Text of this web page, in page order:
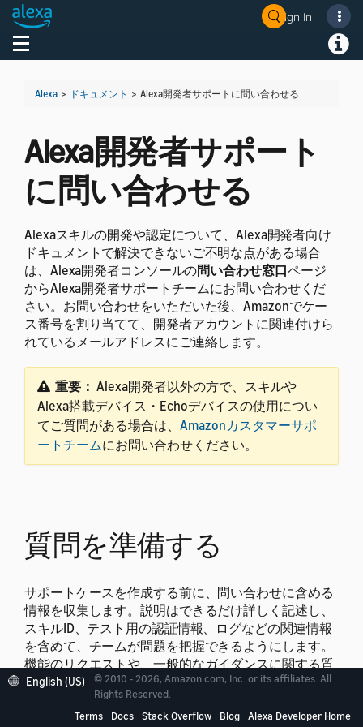
Sign In
Toggle navigation
Alexa > ドキュメント > Alexa開発者サポートに問い合わせる
Alexa開発者サポート
に問い合わせる
Alexaスキルの開発や認定について、Alexa開発者向け
ドキュメントで解決できないご不明な点がある場合
は、Alexa開発者コンソールの問い合わせ窓口ページ
からAlexa開発者サポートチームにお問い合わせくだ
さい。お問い合わせをいただいた後、Amazonでケー
ス番号を割り当てて、開発者アカウントに関連付けら
れているメールアドレスにご連絡します。
重要： Alexa開発者以外の方で、スキルや
Alexa搭載デバイス・Echoデバイスの使用につい
てご質問がある場合は、 Amazonカスタマーサポ
ートチームにお問い合わせください。
質問を準備する
サポートケースを作成する前に、問い合わせに含める
情報を収集します。説明はできるだけ詳しく記述し、
スキルID、テスト用の認証情報、ログなどの関連情報
を含めて、チームが問題を把握できるようにします。
機能のリクエストや、一般的なガイダンスに関する質
問の場合は、ユースケースの説明を含めてください。
English (US)
© 2010 - 2026, Amazon.com, Inc. or its affiliates. All
Rights Reserved.
Terms
Docs Stack Overflow Blog Alexa Developer Home
Welcome! Ask the DevAssistant